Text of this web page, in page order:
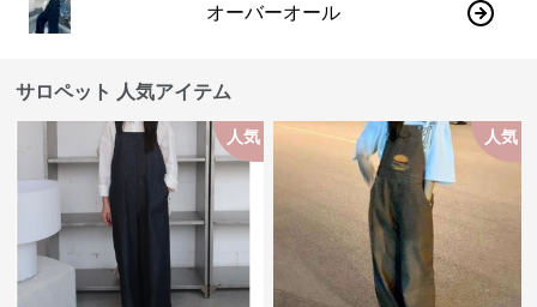
オーバーオール
サロペット 人気アイテム
人気 人気